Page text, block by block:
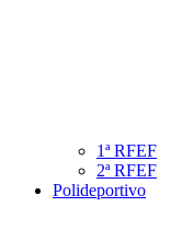
1ª RFEF
2ª RFEF
Polideportivo